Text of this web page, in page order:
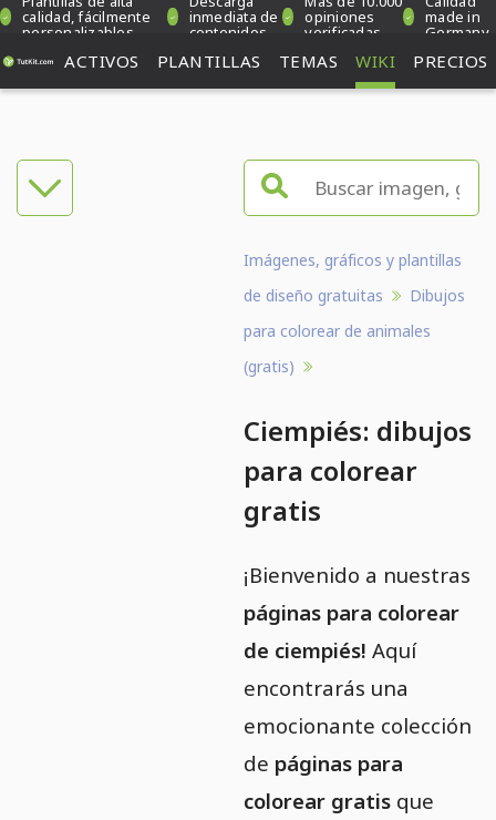
calidad, fácilmente
personalizables
inmediata de
contenidos
opiniones
verificadas
made in
Germany
ACTIVOS PLANTILLAS TEMAS WIKI PRECIOS
Imágenes, gráficos y plantillas
de diseño gratuitas
Dibujos
para colorear de animales
(gratis)
Ciempiés: dibujos
para colorear
gratis
¡Bienvenido a nuestras
páginas para colorear
de ciempiés! Aquí
encontrarás una
emocionante colección
de páginas para
colorear gratisque